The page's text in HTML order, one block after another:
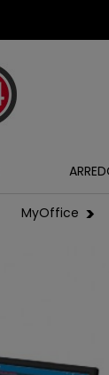
MyOffice